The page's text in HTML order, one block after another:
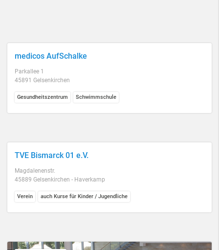
medicos AufSchalke
Parkallee 1
45891 Gelsenkirchen
Gesundheitszentrum Schwimmschule
TVE Bismarck 01 e.V.
Magdalenenstr.
45889 Gelsenkirchen - Haverkamp
Verein auch Kurse für Kinder / Jugendliche